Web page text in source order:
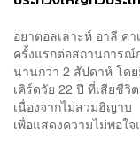
อยาตอลเลาะห์ อาลี ค
ครั้งแรกต่อสถานการณ์
นานกว่า 2 สัปดาห์ โด
เคิร์ดวัย 22 ปี ที่เสียชีวิ
เนื่องจากไม่สวมฮิญาบ
เพื่อแสดงความไม่พอใ